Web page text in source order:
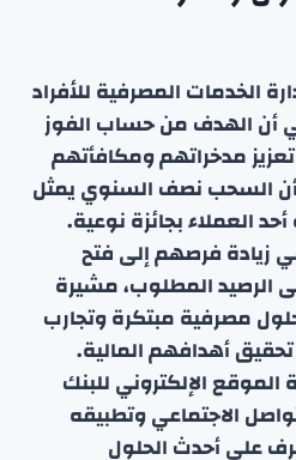
الخدمات المصرفية للأفراد
أن الهدف من حساب الفوز
مدخراتهم ومكافأتهم
السحب نصف السنوي يمثل
العملاء بجائزة نوعية.
زيادة فرصهم إلى فتح
الرصيد المطلوب، مشيرة
حلول مصرفية مبتكرة وتجارب
أهدافهم المالية.
الإلكتروني للبنك
الاجتماعي وتطبيقه
على أحدث الحلول